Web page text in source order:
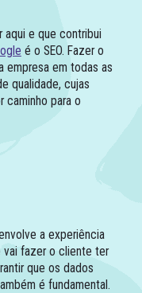
aqui e que contribui
é o SEO. Fazer o
empresa em todas as
qualidade, cujas
caminho para o
a experiência
vai fazer o cliente ter
que os dados
é fundamental.